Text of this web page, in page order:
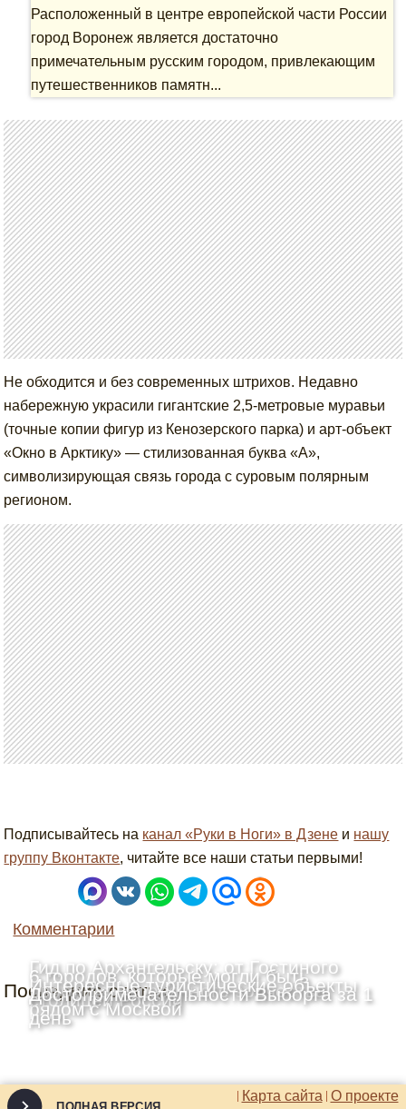
Расположенный в центре европейской части России
город Воронеж является достаточно
примечательным русским городом, привлекающим
путешественников памятн...
Не обходится и без современных штрихов. Недавно
набережную украсили гигантские 2,5-метровые муравьи
(точные копии фигур из Кенозерского парка) и арт-объект
«Окно в Арктику» — стилизованная буква «А»,
символизирующая связь города с суровым полярным
регионом.
Подписывайтесь на канал «Руки в Ноги» в Дзене и нашу
группу Вконтакте, читайте все наши статьи первыми!
Комментарии
Последние статьи
Гид по Архангельску: от Гостиного
двора до деревянного зодчества
6 городов, которые могли быть
столицей России
Интересные туристические объекты
рядом с Москвой
Достопримечательности Выборга за 1
день
О проекте
Карта сайта
ПОЛНАЯ ВЕРСИЯ